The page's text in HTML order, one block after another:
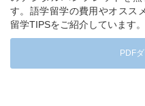
す。語学留学の費用やオスス
留学TIPSをご紹介しています。
PDF